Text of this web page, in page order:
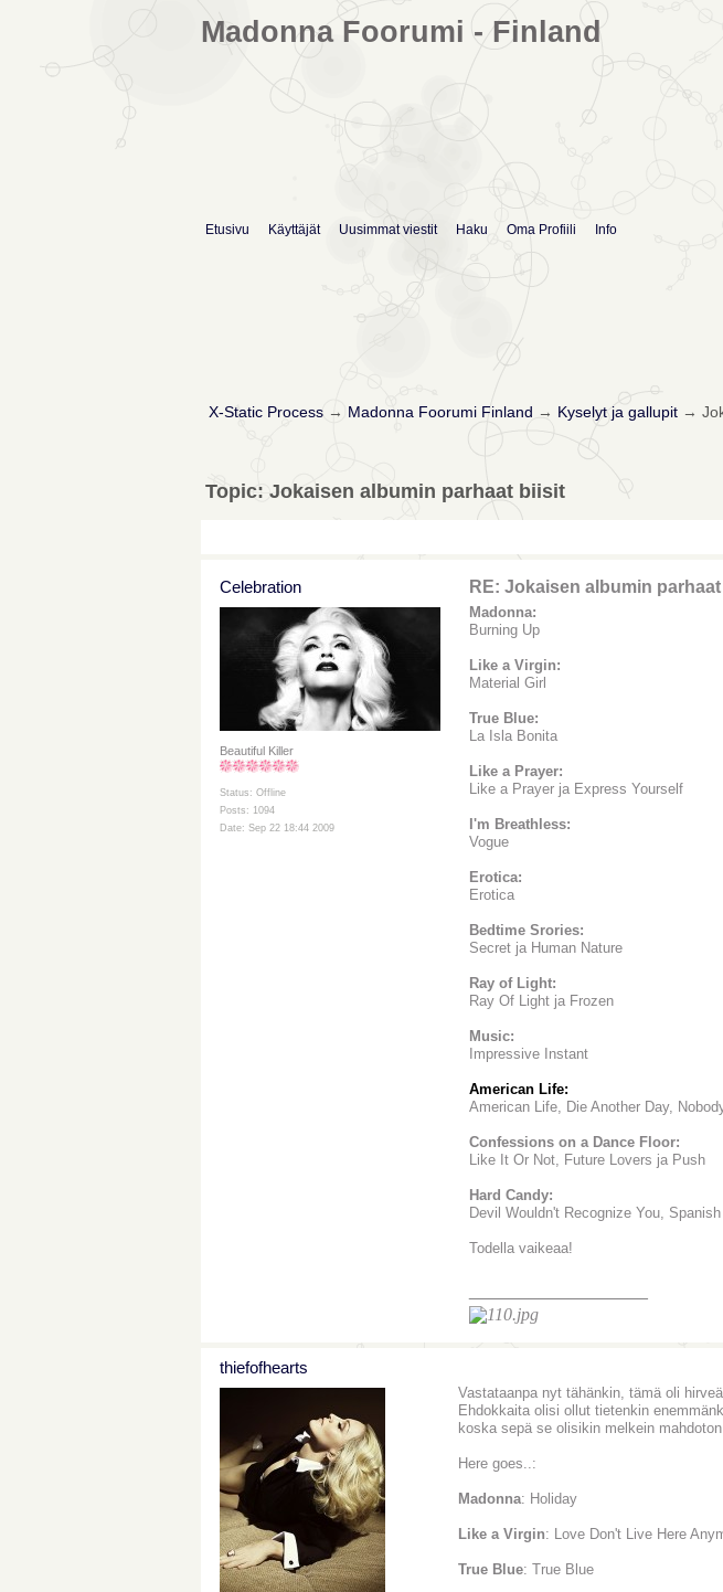
Madonna Foorumi - Finland
Etusivu Käyttäjät Uusimmat viestit Haku Oma Profiili Info
X-Static Process→ Madonna Foorumi Finland → Kyselyt ja gallupit→
Topic: Jokaisen albumin parhaat biisit
Celebration
Beautiful Killer
Status: Offline
Posts: 1094
Date: Sep 22 18:44 2009
RE: Jokaisen albumin
Madonna:
Burning Up
Like a Virgin:
Material Girl
True Blue:
La Isla Bonita
Like a Prayer:
Like a Prayer ja Express Yourself
I'm Breathless:
Vogue
Erotica:
Erotica
Bedtime Srories:
Secret ja Human Nature
Ray of Light:
Ray Of Light ja Frozen
Music:
Impressive Instant
American Life:
American Life, Die Another Day,
Confessions on a Dance Floor:
Like It Or Not, Future Lovers ja Push
Hard Candy:
Devil Wouldn't Recognize You,
Todella vaikeaa!
thiefofhearts
Vastataanpa nyt tähänkin, tämä oli
Ehdokkaita olisi ollut tietenkin
koska sepä se olisikin melkein
Here goes..:
Madonna: Holiday
Like a Virgin: Love Don't Live Here
True Blue: True Blue